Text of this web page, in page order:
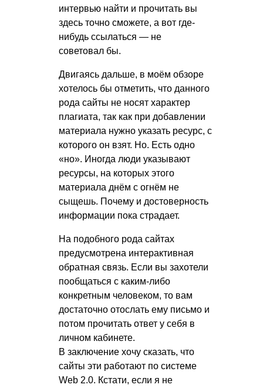
интервью найти и прочитать вы
здесь точно сможете, а вот где-
нибудь ссылаться — не
советовал бы.
Двигаясь дальше, в моём обзоре
хотелось бы отметить, что данного
рода сайты не носят характер
плагиата, так как при добавлении
материала нужно указать ресурс, с
которого он взят. Но. Есть одно
«но». Иногда люди указывают
ресурсы, на которых этого
материала днём с огнём не
сыщешь. Почему и достоверность
информации пока страдает.
На подобного рода сайтах
предусмотрена интерактивная
обратная связь. Если вы захотели
пообщаться с каким-либо
конкретным человеком, то вам
достаточно отослать ему письмо и
потом прочитать ответ у себя в
личном кабинете.
В заключение хочу сказать, что
сайты эти работают по системе
Web 2.0. Кстати, если я не